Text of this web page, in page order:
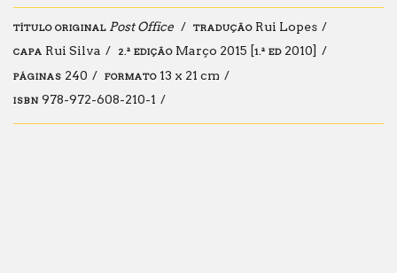
TÍTULO ORIGINAL Post Office TRADUÇÃO Rui Lopes
CAPA Rui Silva 2.ª EDIÇÃO Março 2015 [ 1.ª ED 2010]
PÁGINAS 240 FORMATO 13 x 21 cm
ISBN 978-972-608-210-1